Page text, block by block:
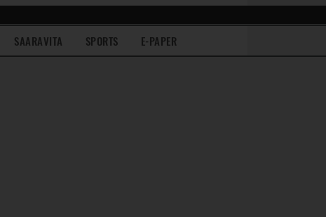
SAARAVITA SPORTS E-PAPER